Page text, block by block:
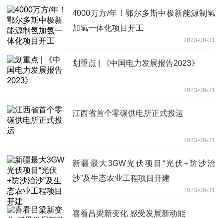
4000万方/年！鄂尔多斯中极新能源制氢
加氢一体化项目开工
2023-08-31
划重点 | 《中国电力发展报告2023》
2023-08-31
江西省首个零碳供电所正式投运
2023-08-31
新疆最大3GW光伏项目“光伏+防沙治
沙”及生态农业工程项目开建
2023-08-31
喜看吕梁新变化 感受发展新动能